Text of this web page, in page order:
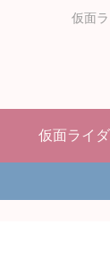
仮面
仮面ライ